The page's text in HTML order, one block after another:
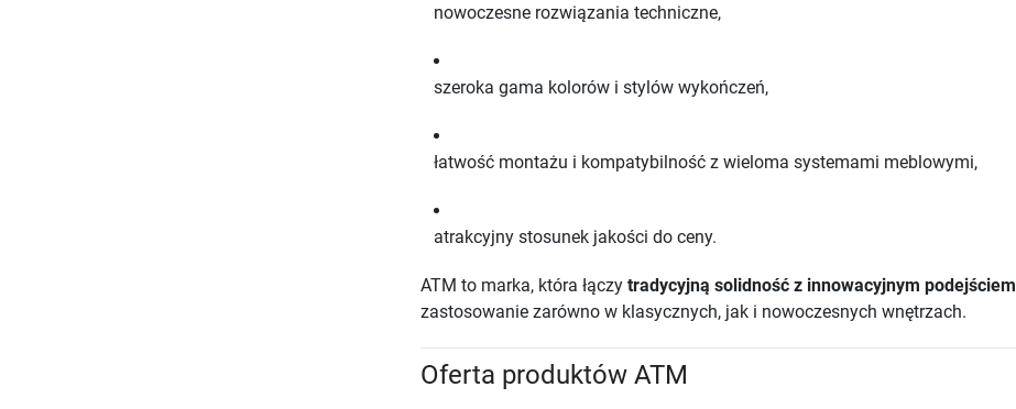
nowoczesne rozwiązania techniczne,
szeroka gama kolorów i stylów wykończeń,
łatwość montażu i kompatybilność z wieloma systemami meblowymi,
atrakcyjny stosunek jakości do ceny.
ATM to marka, która łączy tradycyjną solidność z innowacyjnym podejściem
zastosowanie zarówno w klasycznych, jak i nowoczesnych wnętrzach.
Oferta produktów ATM